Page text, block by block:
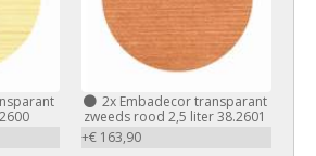
2xEmbadecor transparant
zweeds rood 2,5 liter 38.2601
+€ 163,90